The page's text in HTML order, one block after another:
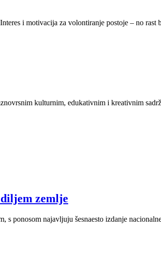
i motivacija za volontiranje postoje – no rast
kulturnim, edukativnim i kreativnim
zemlje
ponosom najavljuju šesnaesto izdanje